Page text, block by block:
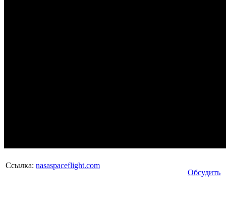
Ссылка: nasaspaceflight.com
Обсудить